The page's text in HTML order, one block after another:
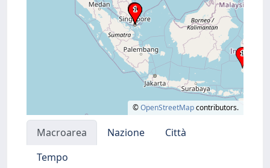
©OpenStreetMapcontributors.
Macroarea Nazione
Città
Tempo